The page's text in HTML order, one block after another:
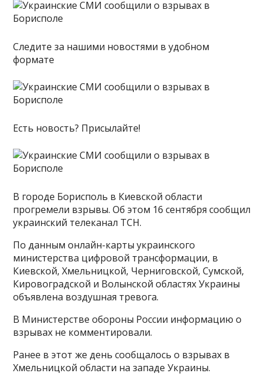
Следите за нашими новостями в удобном
формате
Есть новость? Присылайте!
В городе Борисполь в Киевской области
прогремели взрывы. Об этом 16 сентября сообщил
украинский телеканал ТСН.
По данным онлайн-карты украинского
министерства цифровой трансформации, в
Киевской, Хмельницкой, Черниговской, Сумской,
Кировоградской и Волынской областях Украины
объявлена воздушная тревога.
В Министерстве обороны России информацию о
взрывах не комментировали.
Ранее в этот же день сообщалось о взрывах в
Хмельницкой области на западе Украины.